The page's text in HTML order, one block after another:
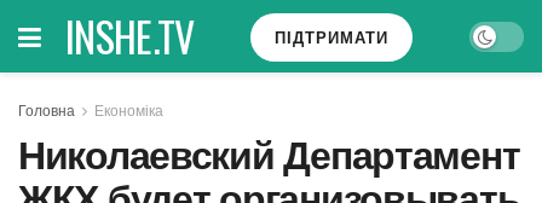
INSHE.TV ПІДТРИМАТИ
Головна Економіка
Николаевский Департамент